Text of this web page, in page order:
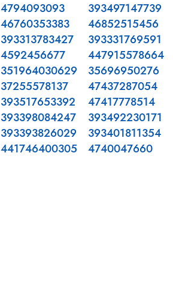
4794093093
46760353383
393313783427
4592456677
351964030629
37255578137
393517653392
393398084247
393393826029
441746400305
393497147739
46852515456
393331769591
447915578664
35696950276
47437287054
47417778514
393492230171
393401811354
4740047660